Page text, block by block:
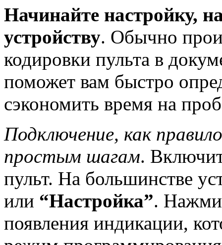
Начинайте настройку,
устройству. Обычно
кодировки пульта в
поможет вам быстро
сэкономить время на
Подключение, как
простым шагам.
пульт. На большинстве
или “Настройка”.
появления индикации,